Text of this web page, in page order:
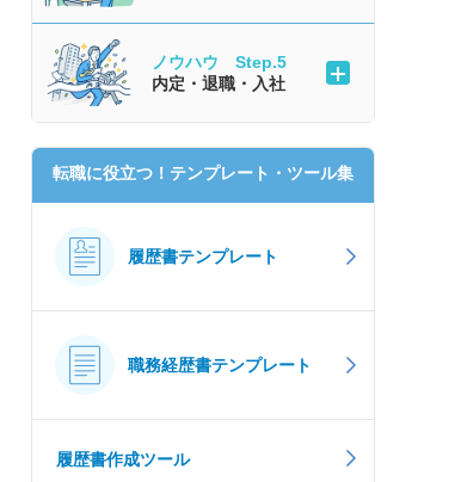
ノウハウ Step.5
内定・退職・入社
転職に役立つ！テンプレート・ツール集
履歴書テンプレート
職務経歴書テンプレート
履歴書作成ツール